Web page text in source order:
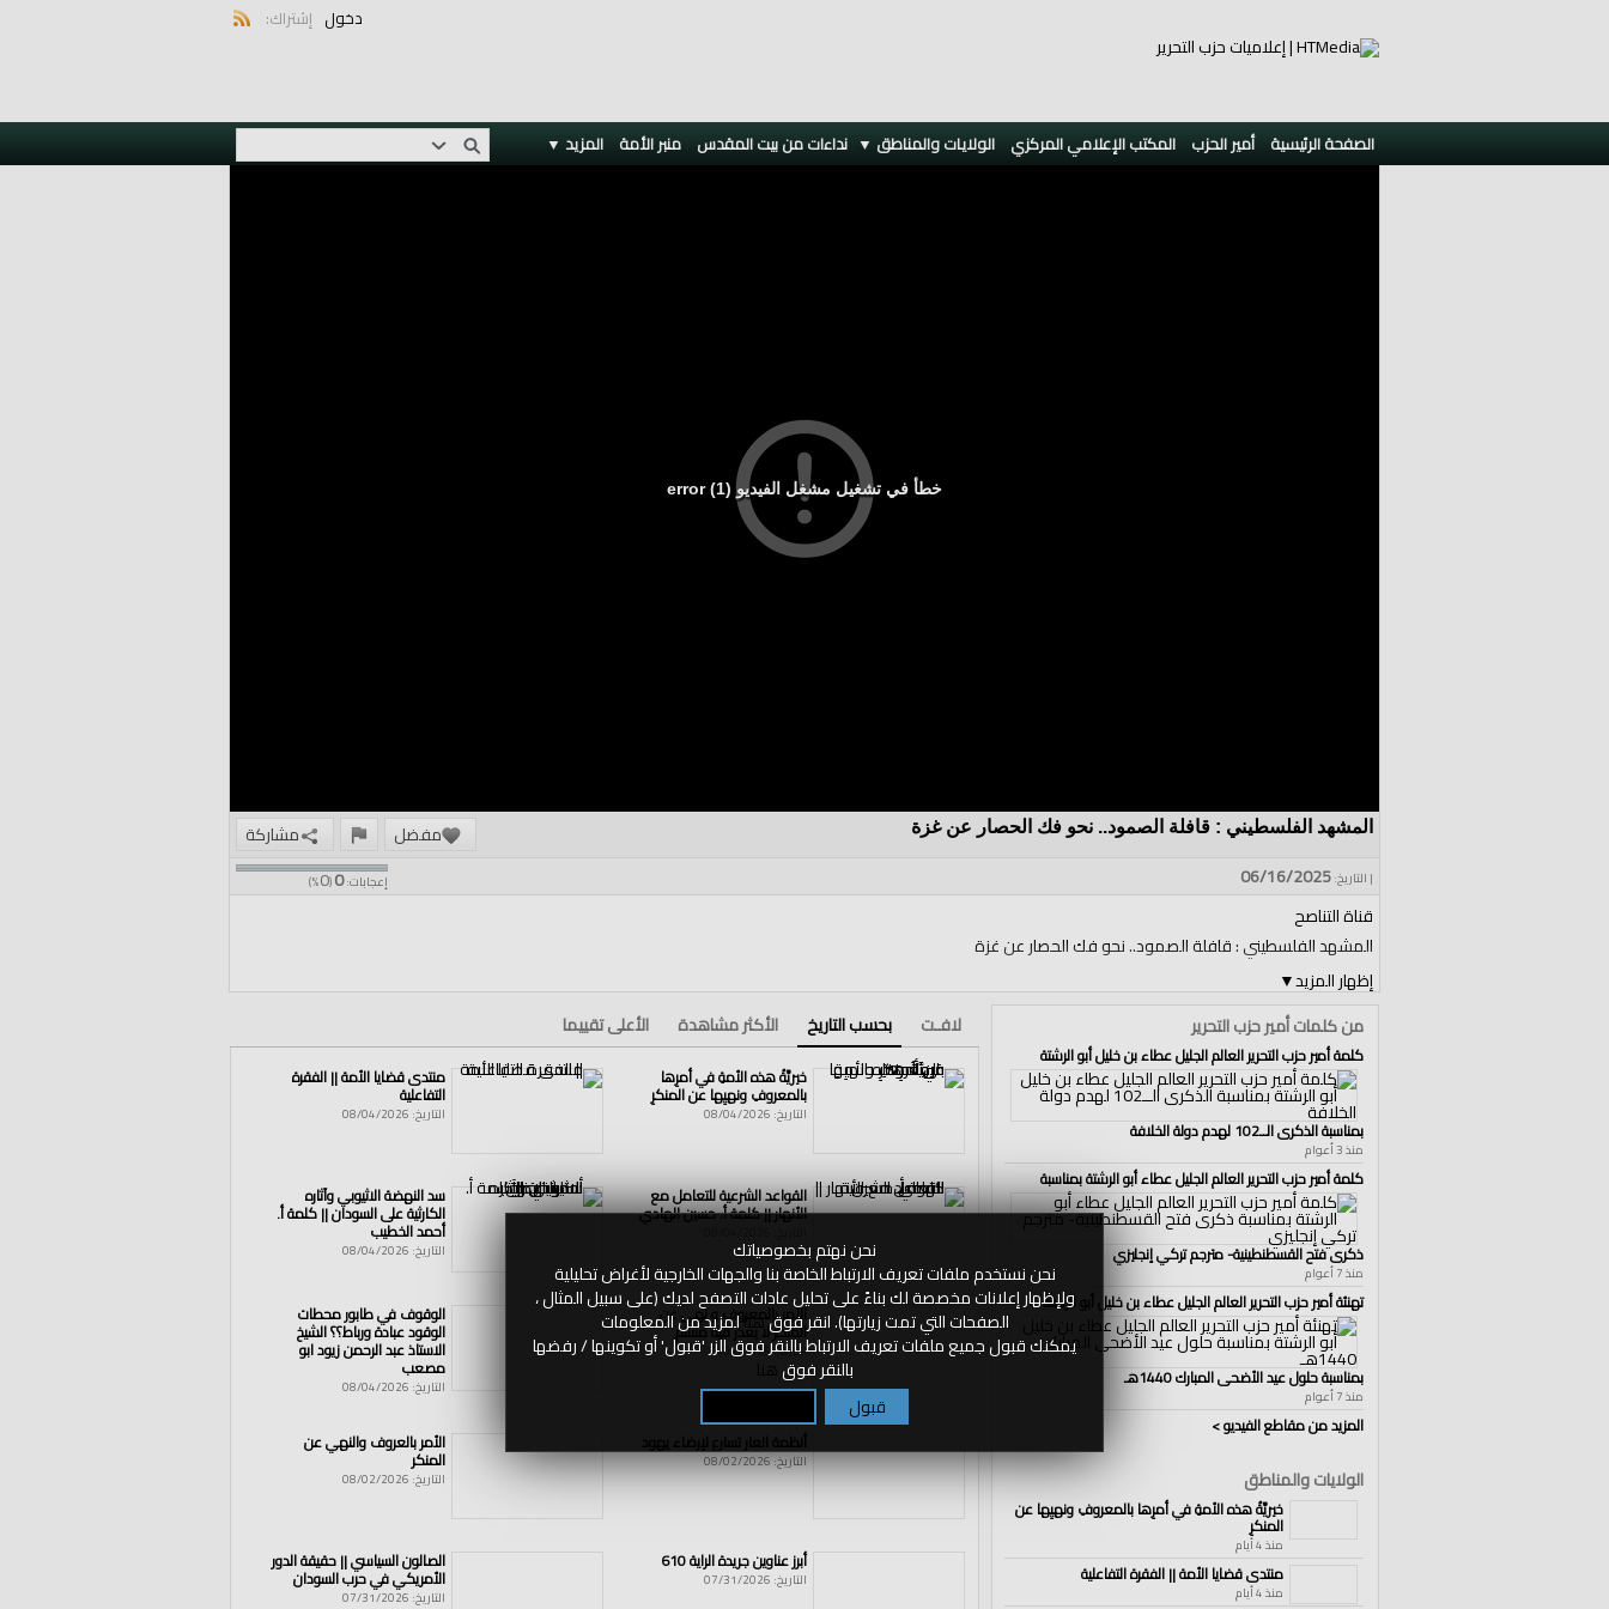
نحن نهتم بخصوصياتك
نحن نستخدم ملفات تعريف الارتباط الخاصة بنا والجهات الخارجية لأغراض تحليلية
ولإظهار إعلانات مخصصة لك بناءً على تحليل عادات التصفح لديك (على سبيل المثال ،
الصفحات التي تمت زيارتها). انقر فوق لمزيد من المعلومات
يمكنك قبول جميع ملفات تعريف الارتباط بالنقر فوق الزر 'قبول' أو تكوينها / رفضها
بالنقر فوق
قبول
دخول إشتراك:
الصفحة الرئيسية أمير الحزب المكتب الإعلامي المركزي الولايات والمناطق ▼ نداءات من بيت المقدس منبر الأمة المزيد ▼
خطأ في تشغيل مشغل الفيديو (1) error
مفضل مشاركة المشهد الفلسطيني : قافلة الصمود.. نحو فك الحصار عن غزة
إعجابات:0
(
0
%) | التاريخ:06/16/2025
إظهار المزيد▼
قناة التناصح
المشهد الفلسطيني : قافلة الصمود.. نحو فك الحصار عن غزة
حوار مع م. باهر صالح
السبت 18 ذو الحجة 1446 هـ الموافق 14 حزيران 2025م
الفئات:
المكتب الإعلامي المركزي
قنوات:
المكتب الإعلامي المركزي
من كلمات أمير حزب التحرير
كلمة أمير حزب التحرير العالم الجليل عطاء بن خليل أبو الرشتة
بمناسبة الذكرى الــ102 لهدم دولة الخلافة
منذ 3 أعوام
كلمة أمير حزب التحرير العالم الجليل عطاء أبو الرشتة بمناسبة
ذكرى فتح القسطنطينية- مترجم تركي إنجليزي
منذ 7 أعوام
تهنئة أمير حزب التحرير العالم الجليل عطاء بن خليل أبو الرشتة
بمناسبة حلول عيد الأضحى المبارك 1440هـ
منذ 7 أعوام
المزيد من مقاطع الفيديو >
الولايات والمناطق
خيريَّةُ هذه الأمةِ في أمرِها بالمعروفِ ونهيِها عن
المنكرِ
منذ 4 أيام
منتدى قضايا الأمة || الفقرة التفاعلية
منذ 4 أيام
لافـت بحسب التاريخ الأكثر مشاهدة الأعلى تقييما
خيريَّةُ هذه الأمةِ في أمرِها
بالمعروفِ ونهيِها عن المنكرِ
التاريخ: 08/04/2026
منتدى قضايا الأمة || الفقرة
التفاعلية
التاريخ: 08/04/2026
القواعد الشرعية للتعامل مع
الأنهار || كلمة أ. حسين الهادي
سد النهضة الاثيوبي وآثاره
الكارثية على السودان || كلمة أ.
أحمد الخطيب
التاريخ: 08/04/2026
الأمر بالمعروف و نهي عن
المنكر لا يعذر فيه مسلم
التاريخ: 08/04/2026
الوقوف في طابور محطات
الوقود عبادة ورباط؟؟ الشيخ
الاستاذ عبد الرحمن زيود ابو
مصعب
التاريخ: 08/04/2026
التاريخ: 08/02/2026
الأمر بالعروف والنهي عن
المنكر
التاريخ: 08/02/2026
أبرز عناوين جريدة الراية 610
التاريخ: 07/31/2026
الصالون السياسي || حقيقة الدور
الأمريكي في حرب السودان
التاريخ: 07/31/2026